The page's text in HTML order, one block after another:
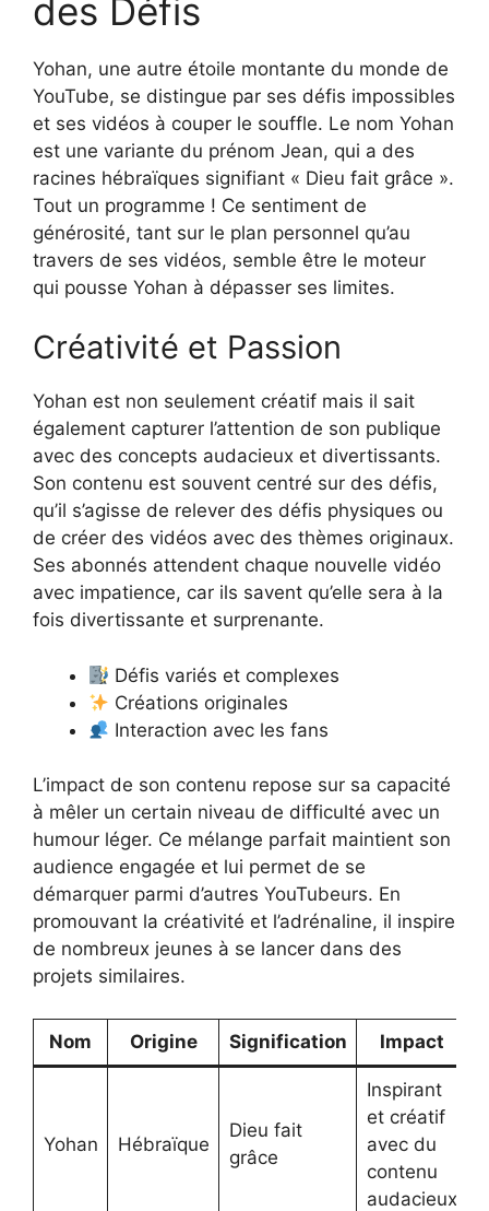
des Défis
Yohan, une autre étoile montante du monde de
YouTube, se distingue par ses défis impossibles
et ses vidéos à couper le souffle. Le nom Yohan
est une variante du prénom Jean, qui a des
racines hébraïques signifiant « Dieu fait grâce ».
Tout un programme ! Ce sentiment de
générosité, tant sur le plan personnel qu’au
travers de ses vidéos, semble être le moteur
qui pousse Yohan à dépasser ses limites.
Créativité et Passion
Yohan est non seulement créatif mais il sait
également capturer l’attention de son publique
avec des concepts audacieux et divertissants.
Son contenu est souvent centré sur des défis,
qu’il s’agisse de relever des défis physiques ou
de créer des vidéos avec des thèmes originaux.
Ses abonnés attendent chaque nouvelle vidéo
avec impatience, car ils savent qu’elle sera à la
fois divertissante et surprenante.
Défis variés et complexes
Créations originales
Interaction avec les fans
L’impact de son contenu repose sur sa capacité
à mêler un certain niveau de difficulté avec un
humour léger. Ce mélange parfait maintient son
audience engagée et lui permet de se
démarquer parmi d’autres YouTubeurs. En
promouvant la créativité et l’adrénaline, il inspire
de nombreux jeunes à se lancer dans des
projets similaires.
Nom Origine Signification Impact
Yohan Hébraïque
Dieu fait
grâce
Inspirant
et créatif
avec du
contenu
audacieux